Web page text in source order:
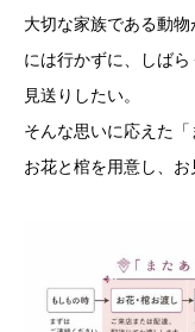
大切な家族である動
には行かずに、しば
見送りしたい。
そんな思いに応えた「
お花と棺を用意し、お